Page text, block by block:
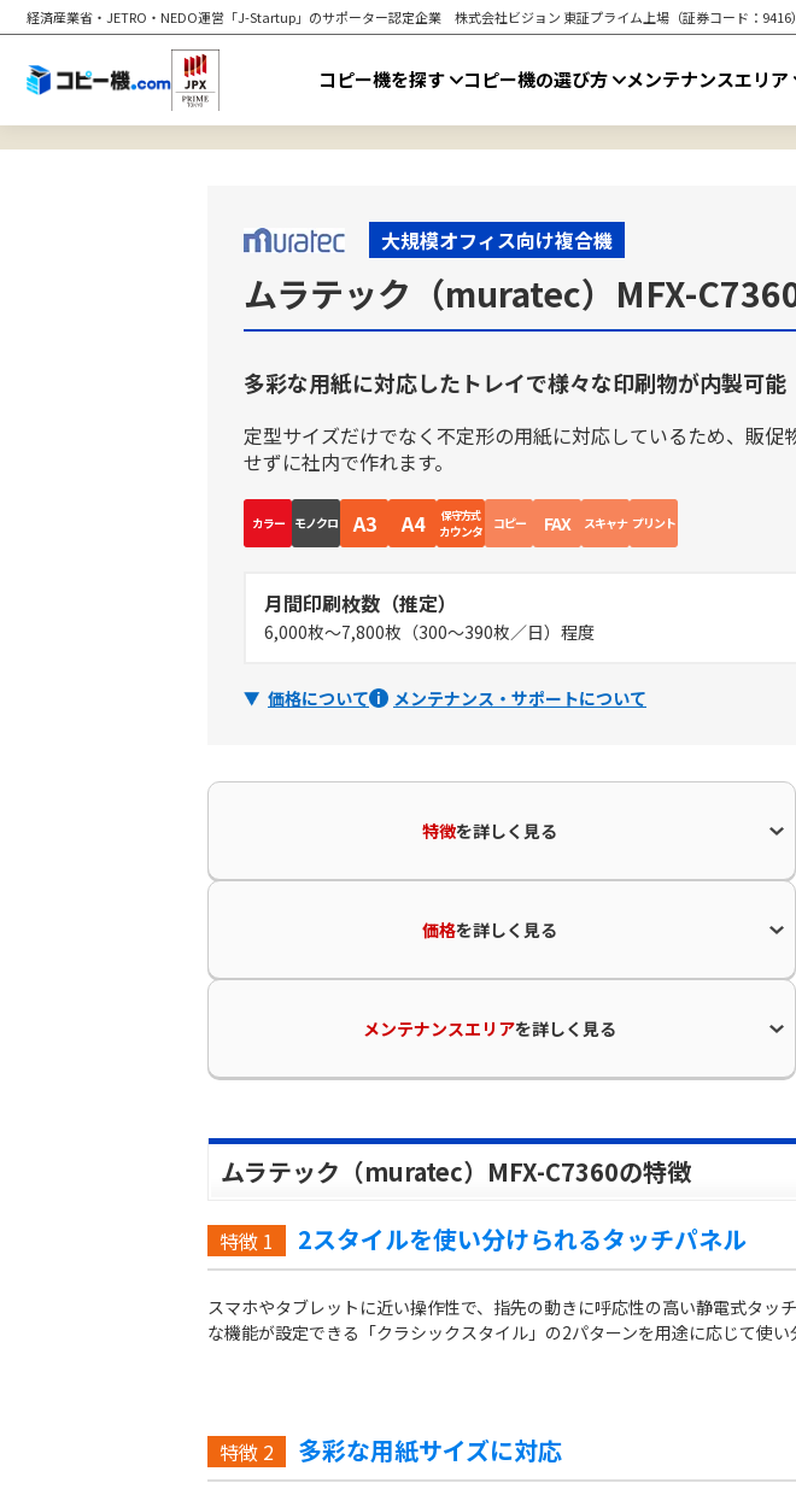
経済産業省・JETRO・NEDO運営「J-Startup」のサポーター認定企業 株式会社ビジョン 東証プライム上場（証券コード：
コピー機を探す コピー機の選び方 メンテナンスエリア
大規模オフィス向け複合機
ムラテック（muratec）MFX-
多彩な用紙に対応したトレイで様々な印刷物が内製可能
定型サイズだけでなく不定形の用紙に対応しているため、販
せずに社内で作れます。
カラー モノクロ A3 A4 保守方式
カウンタ コピー FAX スキャナ プリント
月間印刷枚数（推定）
6,000枚～7,800枚（300～390枚／日）程度
価格について メンテナンス・サポートについて
特徴を詳しく見る
価格を詳しく見る
メンテナンスエリアを詳しく見る
ムラテック（muratec）MFX-C7360の特徴
特徴 1 2スタイルを使い分けられるタッチパネル
スマホやタブレットに近い操作性で、指先の動きに呼応性の高い静電式タ
な機能が設定できる「クラシックスタイル」の2パターンを用途に応じて使い
特徴 2 多彩な用紙サイズに対応